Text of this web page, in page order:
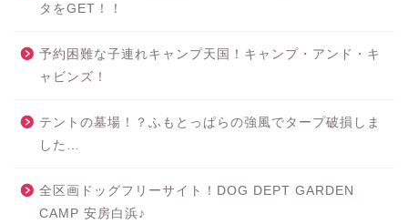
タをGET！！
予約困難な子連れキャンプ天国！キャンプ・アンド・キ
ャビンズ！
テントの墓場！？ふもとっぱらの強風でタープ破損しま
した…
全区画ドッグフリーサイト！DOG DEPT GARDEN
CAMP 安房白浜♪